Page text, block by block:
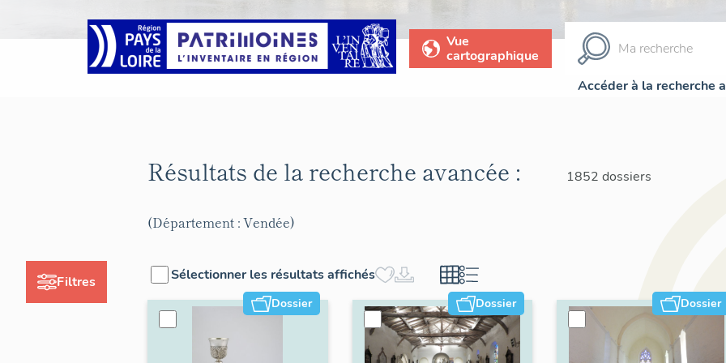
Vue
cartographique
Accéder à la recherche
Filtres
Résultats de la recherche avancée : 1852 dossiers
(Département : Vendée)
Sélectionner les résultats affichés
Dossier Dossier Dossier